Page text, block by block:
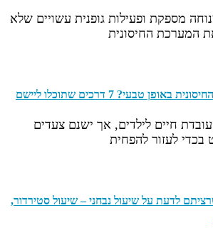
מספקת ופעילות גופנית עשויים שלא
המערכת החיסונית
טבעי? 7 דרכים שתוכלו ליישם
חיים לילדים, אך ישנם צעדים
בכדי לעזור להפחית
לדעת על שיעול נבחני – שיעול סטירדור,